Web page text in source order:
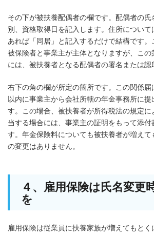
その下が被扶養配偶者の欄です。配偶者の
別、資格取得日を記入します。住所につい
あれば「同居」と記入するだけで結構です。
被保険者と事業主が主体となりますが、こ
には、被扶養者となる配偶者の署名または認
右下の角の欄が所定の箇所です。この関係届
以内に事業主から会社所轄の年金事務所に提
す。この場合、被扶養者が所得税法の規定
当する場合には、事業主の証明をもって添付
す。年金保険料についても被扶養者が増え
の変更はありません。
４、雇用保険は氏名変更
を
雇用保険は従業員に扶養家族が増えてもと